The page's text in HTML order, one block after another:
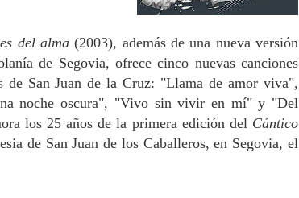
del alma(2003), además de una nueva versión
de Segovia, ofrece cinco nuevas canciones
de San Juan de la Cruz: "Llama de amor viva",
noche oscura", "Vivo sin vivir en mí" y "Del
los 25 años de la primera edición del Cántico
de San Juan de los Caballeros, en Segovia, el